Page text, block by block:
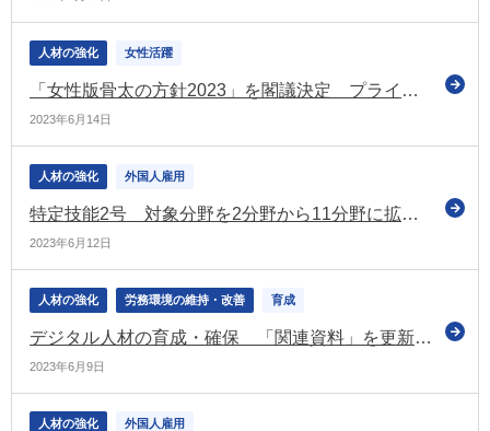
人材の強化 女性活躍
「女性版骨太の方針2023」を閣議決定 プライム上場企業の女性役員比率を2030年までに30％以上へ
2023年6月14日
人材の強化 外国人雇用
特定技能2号 対象分野を2分野から11分野に拡大へ（首相官邸HP、出入国在留管理庁）
2023年6月12日
人材の強化 労務環境の維持・改善 育成
デジタル人材の育成・確保 「関連資料」を更新（デジタル庁）
2023年6月9日
人材の強化 外国人雇用